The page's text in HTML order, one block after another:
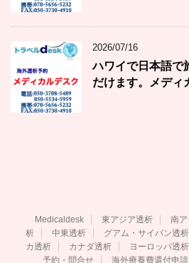
2026/07/16
ハワイで日本語で
だけます。メディ
Medicaldesk 東アジア透析 南
析
中東透析 グアム・サイパン透析
カ透析
カナダ透析 ヨーロッパ透析
予約・問合せ
海外療養費還付申請